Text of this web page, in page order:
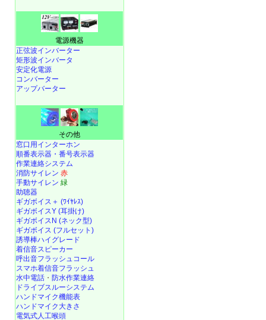
電源機器
正弦波インバーター
矩形波インバータ
安定化電源
コンバーター
アップバーター
その他
窓口用インターホン
順番表示器・番号表示器
作業連絡システム
消防サイレン 赤
手動サイレン 緑
助聴器
ギガボイス＋ (ﾜｲﾔﾚｽ)
ギガボイスY (耳掛け)
ギガボイスN (ネック型)
ギガボイス (フルセット)
誘導棒ハイグレード
着信音スピーカー
呼出音フラッシュコール
スマホ着信音フラッシュ
水中電話 ・ 防水作業連絡
ドライブスルーシステム
ハンドマイク機能表
ハンドマイク大きさ
電気式人工喉頭